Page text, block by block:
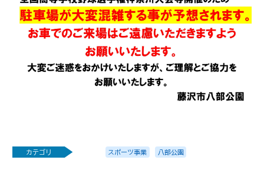
カテゴリ スポーツ事業 八部公園